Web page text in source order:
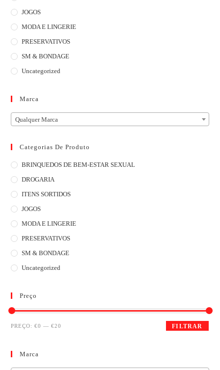
JOGOS
MODA E LINGERIE
PRESERVATIVOS
SM & BONDAGE
Uncategorized
Marca
Qualquer Marca
Categorias De Produto
BRINQUEDOS DE BEM-ESTAR SEXUAL
DROGARIA
ITENS SORTIDOS
JOGOS
MODA E LINGERIE
PRESERVATIVOS
SM & BONDAGE
Uncategorized
Preço
FILTRAR
PREÇO:€0 —€20
Marca